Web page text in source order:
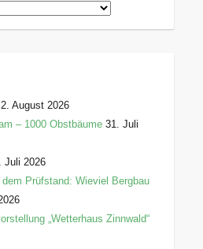
2. August 2026
– 1000 Obstbäume 31. Juli
Juli 2026
Prüfstand: Wieviel Bergbau
„Wetterhaus Zinnwald“